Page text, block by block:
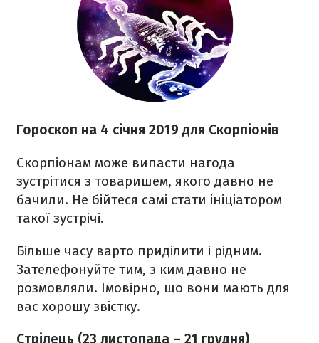
Гороскоп на 4 січня 2019 для Скорпіонів
Cкорпіонам може випасти нагода
зустрітися з товаришем, якого давно не
бачили. Не бійтеся самі стати ініціатором
такої зустрічі.
Більше часу варто приділити і рідним.
Зателефонуйте тим, з ким давно не
розмовляли. Імовірно, що вони мають для
вас хорошу звістку.
Стрілець (23 листопада – 21 грудня)